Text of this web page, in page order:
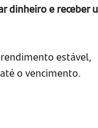
dinheiro e receber
estável,
o vencimento.